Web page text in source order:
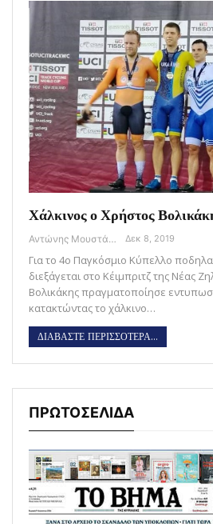
Χάλκινος ο Χρήστος
Αντώνης Μουστάκας Δεκ 8, 2019
Για το 4ο Παγκόσμιο Κύπελλο
διεξάγεται στο Κέιμπριτζ της Νέας
Βολικάκης πραγματοποίησε
κατακτώντας το χάλκινο…
ΔΙΑΒΑΣΤΕ ΠΕΡΙΣΣΟΤΕΡΑ...
ΠΡΩΤΟΣΕΛΙΔΑ